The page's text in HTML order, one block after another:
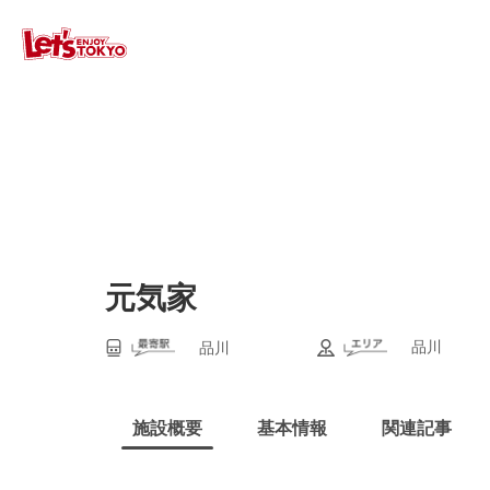
元気家
品川 品川
施設概要 基本情報 関連記事